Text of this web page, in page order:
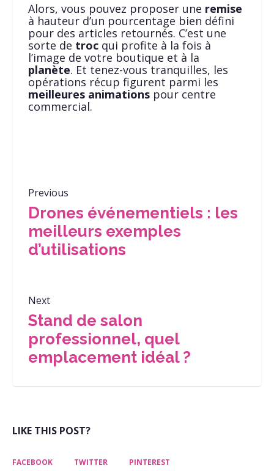
Alors, vous pouvez proposer une remise
à hauteur d’un pourcentage bien défini
pour des articles retournés. C’est une
sorte de troc qui profite à la fois à
l’image de votre boutique et à la
planète. Et tenez-vous tranquilles, les
opérations récup figurent parmi les
meilleures animations pour centre
commercial.
Previous
Drones événementiels : les
meilleurs exemples
d’utilisations
Next
Stand de salon
professionnel, quel
emplacement idéal ?
LIKE THIS POST?
FACEBOOK TWITTER PINTEREST